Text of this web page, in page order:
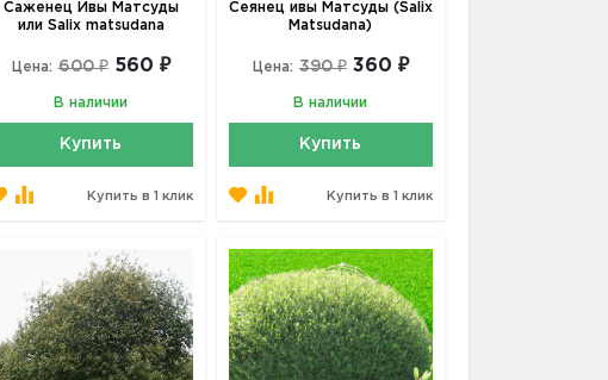
Саженец Ивы Матсуды
или Salix matsudana
Цена: 600 ₽ 560 ₽
В наличии
Купить
Купить в 1 клик
Сеянец ивы Матсуды (Salix
Matsudana)
Цена: 390 ₽ 360 ₽
В наличии
Купить
Купить в 1 клик